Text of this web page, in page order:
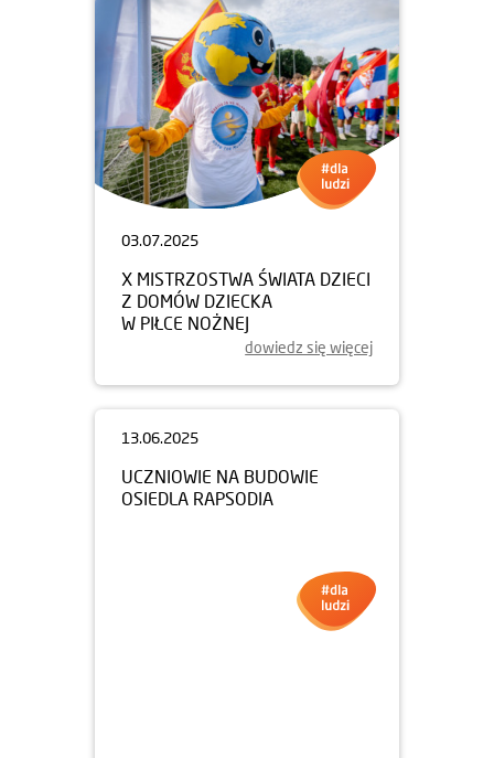
03.07.2025
X MISTRZOSTWA ŚWIATA DZIECI
Z DOMÓW DZIECKA
W PIŁCE NOŻNEJ
dowiedz się więcej